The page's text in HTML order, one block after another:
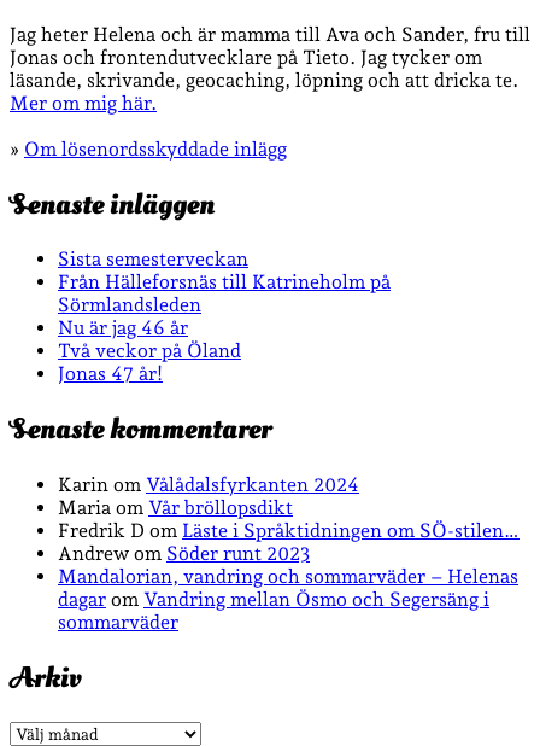
Jag heter Helena och är mamma till Ava och Sander, fru till
Jonas och frontendutvecklare på Tieto. Jag tycker om
läsande, skrivande, geocaching, löpning och att dricka te.
Mer om mig här.
» Om lösenordsskyddade inlägg
Senaste inläggen
Sista semesterveckan
Från Hälleforsnäs till Katrineholm på
Sörmlandsleden
Nu är jag 46 år
Två veckor på Öland
Jonas 47 år!
Senaste kommentarer
Karin om Vålådalsfyrkanten 2024
Maria om Vår bröllopsdikt
Fredrik D om Läste i Språktidningen om SÖ-stilen…
Andrew om Söder runt 2023
Mandalorian, vandring och sommarväder – Helenas
dagar om Vandring mellan Ösmo och Segersäng i
sommarväder
Arkiv
Arkiv